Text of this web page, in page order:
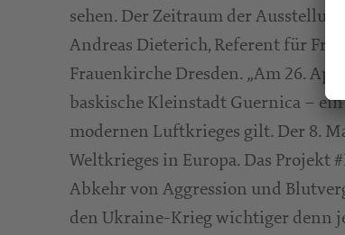
sehen. Der Zeitraum der
Andreas Dieterich, Referent für
Frauenkirche Dresden. „Am 26.
baskische Kleinstadt Guernica –
modernen Luftkrieges gilt. Der 8.
Weltkrieges in Europa. Das Projekt
Abkehr von Aggression und
den Ukraine-Krieg wichtiger denn